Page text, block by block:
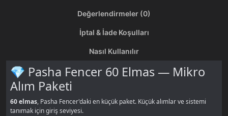
Değerlendirmeler (0)
İptal & İade Koşulları
Nasıl Kullanılır
💎 Pasha Fencer 60 Elmas — Mikro
Alım Paketi
60 elmas, Pasha Fencer'daki en küçük paket. Küçük alımlar ve sistemi
tanımak için giriş seviyesi.